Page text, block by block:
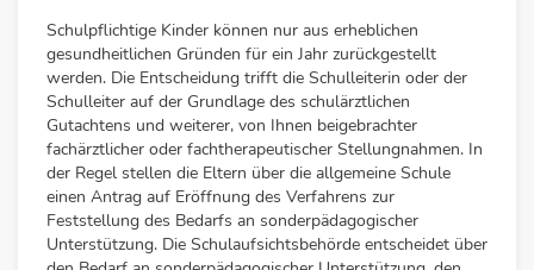
Schulpflichtige Kinder können nur aus erheblichen
gesundheitlichen Gründen für ein Jahr zurückgestellt
werden. Die Entscheidung trifft die Schulleiterin oder der
Schulleiter auf der Grundlage des schulärztlichen
Gutachtens und weiterer, von Ihnen beigebrachter
fachärztlicher oder fachtherapeutischer Stellungnahmen. In
der Regel stellen die Eltern über die allgemeine Schule
einen Antrag auf Eröffnung des Verfahrens zur
Feststellung des Bedarfs an sonderpädagogischer
Unterstützung. Die Schulaufsichtsbehörde entscheidet über